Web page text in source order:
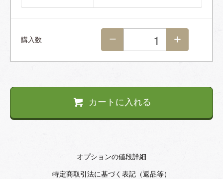
購入数
カートに入れる
オプションの値段詳細
特定商取引法に基づく表記（返品等）